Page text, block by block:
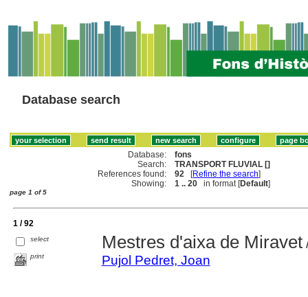
Database search
Database:
fons
Search:
TRANSPORT FLUVIAL []
References found:
92 [Refine the search]
Showing:
1 .. 20 in format [Default]
page 1 of 5
1 / 92
select
print
Mestres d'aixa de Miravet
Pujol Pedret, Joan